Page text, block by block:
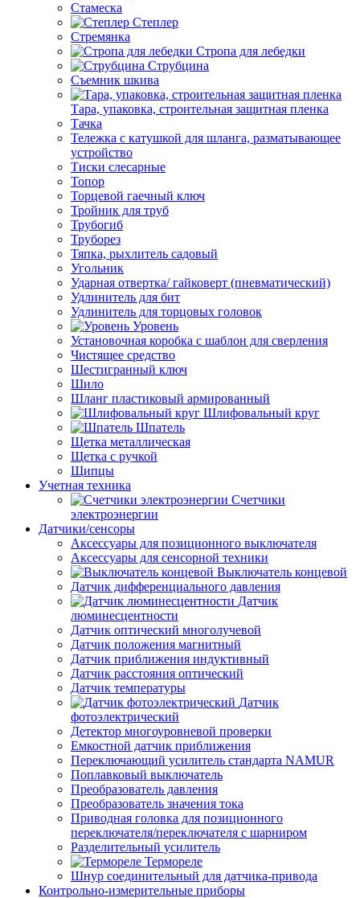
Стамеска
Степлер
Стремянка
Стропа для лебедки
Струбцина
Съемник шкива
Тара, упаковка, строительная защитная пленка
Тачка
Тележка с катушкой для шланга, разматывающее
устройство
Тиски слесарные
Топор
Торцевой гаечный ключ
Тройник для труб
Трубогиб
Труборез
Тяпка, рыхлитель садовый
Угольник
Ударная отвертка/ гайковерт (пневматический)
Удлинитель для бит
Удлинитель для торцовых головок
Уровень
Установочная коробка с шаблон для сверления
Чистящее средство
Шестигранный ключ
Шило
Шланг пластиковый армированный
Шлифовальный круг
Шпатель
Щетка металлическая
Щетка с ручкой
Щипцы
Учетная техника
Счетчики
электроэнергии
Датчики/сенсоры
Аксессуары для позиционного выключателя
Аксессуары для сенсорной техники
Выключатель концевой
Датчик дифференциального давления
Датчик
люминесцентности
Датчик оптический многолучевой
Датчик положения магнитный
Датчик приближения индуктивный
Датчик расстояния оптический
Датчик температуры
Датчик
фотоэлектрический
Детектор многоуровневой проверки
Емкостной датчик приближения
Переключающий усилитель стандарта NAMUR
Поплавковый выключатель
Преобразователь давления
Преобразователь значения тока
Приводная головка для позиционного
переключателя/переключателя с шарниром
Разделительный усилитель
Термореле
Шнур соединительный для датчика-привода
Контрольно-измерительные приборы